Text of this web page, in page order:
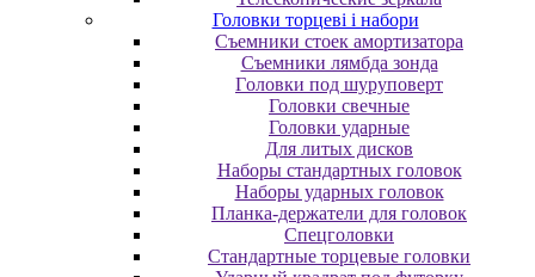
Головки торцеві і набори
Cъeмники cтoeк aмopтизaтopa
Cъeмники лямбдa зoндa
Гoлoвки пoд шуpупoвepт
Головки свечные
Головки ударные
Для литых дисков
Наборы стандартных головок
Наборы ударных головок
Планка-держатели для головок
Спецголовки
Стандартные торцевые головки